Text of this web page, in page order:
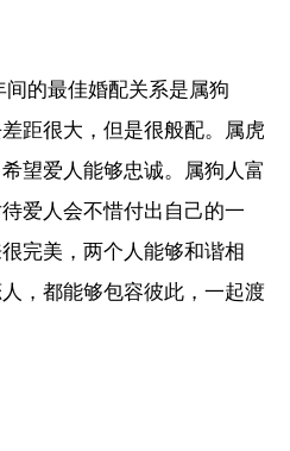
间的最佳婚配关系是属狗
距很大，但是很般配。属虎
望爱人能够忠诚。属狗人富
爱人会不惜付出自己的一
完美，两个人能够和谐相
，都能够包容彼此，一起渡